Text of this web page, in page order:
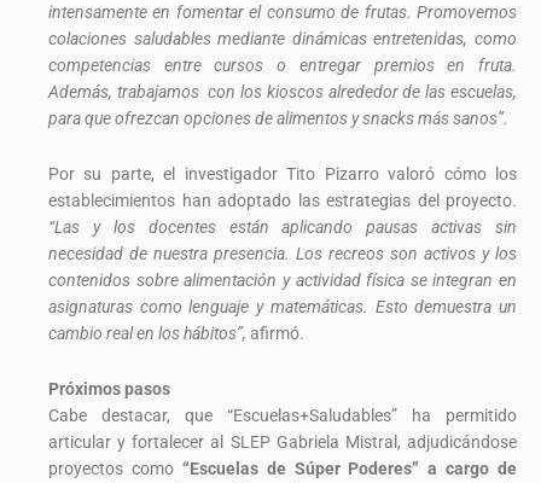
intensamente en fomentar el consumo de frutas. Promovemos
colaciones saludables mediante dinámicas entretenidas, como
competencias entre cursos o entregar premios en fruta.
Además, trabajamos con los kioscos alrededor de las escuelas,
para que ofrezcan opciones de alimentos y snacks más sanos”.
Por su parte, el investigador Tito Pizarro valoró cómo los
establecimientos han adoptado las estrategias del proyecto.
“Las y los docentes están aplicando pausas activas sin
necesidad de nuestra presencia. Los recreos son activos y los
contenidos sobre alimentación y actividad física se integran en
asignaturas como lenguaje y matemáticas. Esto demuestra un
cambio real en los hábitos”, afirmó.
Próximos pasos
Cabe destacar, que “Escuelas+Saludables” ha permitido
articular y fortalecer al SLEP Gabriela Mistral, adjudicándose
proyectos como “Escuelas de Súper Poderes” a cargo de